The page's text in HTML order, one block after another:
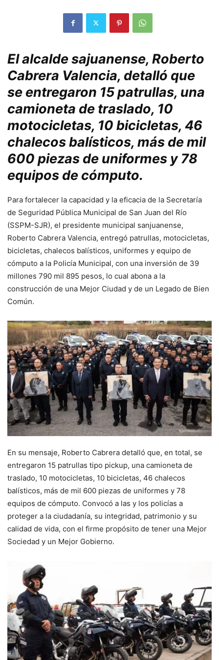
El alcalde sajuanense, Roberto
Cabrera Valencia, detalló que
se entregaron 15 patrullas, una
camioneta de traslado, 10
motocicletas, 10 bicicletas, 46
chalecos balísticos, más de mil
600 piezas de uniformes y 78
equipos de cómputo.
Para fortalecer la capacidad y la eficacia de la Secretaría
de Seguridad Pública Municipal de San Juan del Río
(SSPM-SJR), el presidente municipal sanjuanense,
Roberto Cabrera Valencia, entregó patrullas, motocicletas,
bicicletas, chalecos balísticos, uniformes y equipo de
cómputo a la Policía Municipal, con una inversión de 39
millones 790 mil 895 pesos, lo cual abona a la
construcción de una Mejor Ciudad y de un Legado de Bien
Común.
En su mensaje, Roberto Cabrera detalló que, en total, se
entregaron 15 patrullas tipo pickup, una camioneta de
traslado, 10 motocicletas, 10 bicicletas, 46 chalecos
balísticos, más de mil 600 piezas de uniformes y 78
equipos de cómputo. Convocó a las y los policías a
proteger a la ciudadanía, su integridad, patrimonio y su
calidad de vida, con el firme propósito de tener una Mejor
Sociedad y un Mejor Gobierno.